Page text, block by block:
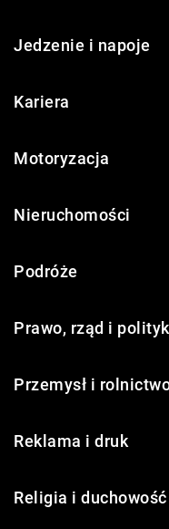
Jedzenie i napoje
Kariera
Motoryzacja
Nieruchomości
Podróże
Prawo, rząd i
Przemysł i
Reklama i druk
Religia i duchowość